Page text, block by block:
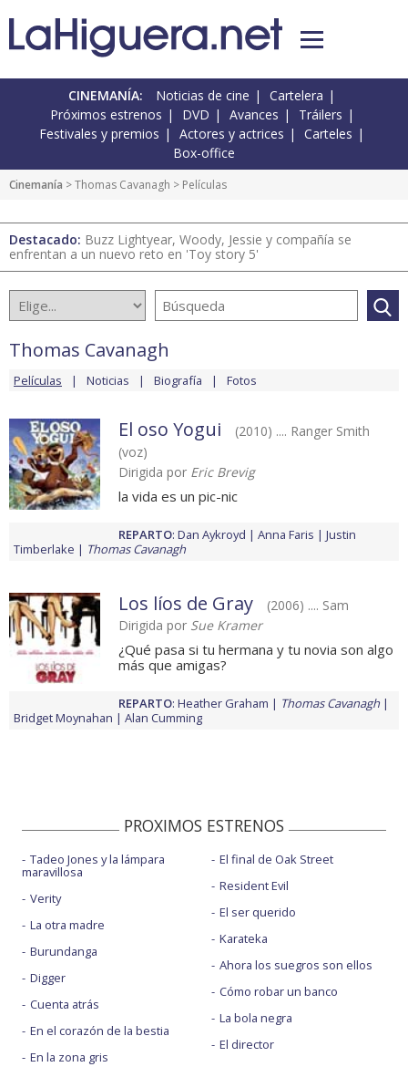
CINEMANÍA: Noticias de cine
Cartelera
Próximos estrenos
DVD Avances
Tráilers
Festivales y premios
Actores y actrices
Carteles
Box-office
Cinemanía >Thomas Cavanagh > Películas
Destacado: Buzz Lightyear, Woody, Jessie y compañía se
enfrentan a un nuevo reto en 'Toy story 5'
Thomas Cavanagh
Películas Noticias Biografía Fotos
El oso Yogui
(2010) .... Ranger Smith
(voz)
Dirigida por Eric Brevig
la vida es un pic-nic
REPARTO: Dan Aykroyd Anna Faris
Justin
Timberlake
Thomas Cavanagh
Los líos de Gray
(2006) .... Sam
Dirigida por Sue Kramer
¿Qué pasa si tu hermana y tu novia son algo
más que amigas?
REPARTO: Heather Graham
Thomas Cavanagh
Bridget Moynahan
Alan Cumming
PROXIMOS ESTRENOS
Tadeo Jones y la lámpara
maravillosa
Verity
La otra madre
Burundanga
Digger
Cuenta atrás
En el corazón de la bestia
En la zona gris
El final de Oak Street
Resident Evil
El ser querido
Karateka
Ahora los suegros son ellos
Cómo robar un banco
La bola negra
El director